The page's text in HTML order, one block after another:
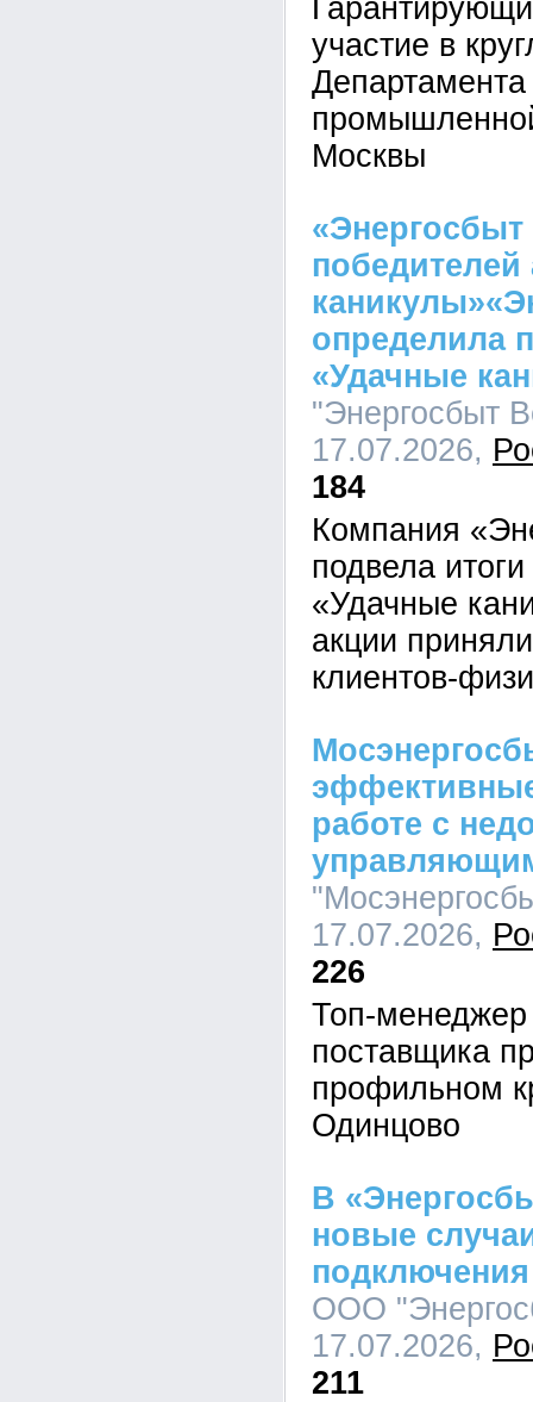
участие в
Москвы
определила
«Удачные
"Энергосбыт
17.07.2026,
184
Компания
подвела
«Удачные
акции
клиентов-
работе с
17.07.2026,
226
Топ-менеджер
поставщика
профильном
Одинцово
В
новые
ООО
17.07.2026,
211